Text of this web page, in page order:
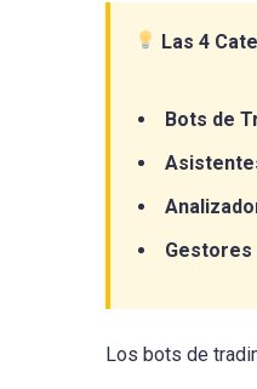
Las 4
Bots de
Los bots de